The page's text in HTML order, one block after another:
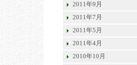
2011年9月
2011年7月
2011年5月
2011年4月
2010年10月